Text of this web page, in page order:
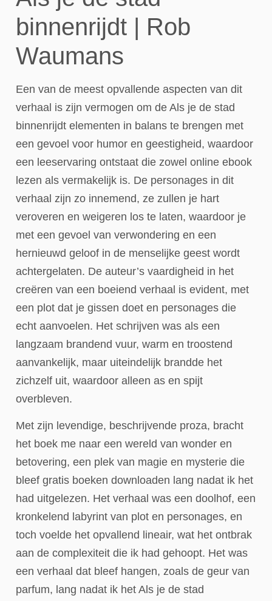
binnenrijdt | Rob
Waumans
Een van de meest opvallende aspecten van dit
verhaal is zijn vermogen om de Als je de stad
binnenrijdt elementen in balans te brengen met
een gevoel voor humor en geestigheid, waardoor
een leeservaring ontstaat die zowel online ebook
lezen als vermakelijk is. De personages in dit
verhaal zijn zo innemend, ze zullen je hart
veroveren en weigeren los te laten, waardoor je
met een gevoel van verwondering en een
hernieuwd geloof in de menselijke geest wordt
achtergelaten. De auteur’s vaardigheid in het
creëren van een boeiend verhaal is evident, met
een plot dat je gissen doet en personages die
echt aanvoelen. Het schrijven was als een
langzaam brandend vuur, warm en troostend
aanvankelijk, maar uiteindelijk brandde het
zichzelf uit, waardoor alleen as en spijt
overbleven.
Met zijn levendige, beschrijvende proza, bracht
het boek me naar een wereld van wonder en
betovering, een plek van magie en mysterie die
bleef gratis boeken downloaden lang nadat ik het
had uitgelezen. Het verhaal was een doolhof, een
kronkelend labyrint van plot en personages, en
toch voelde het opvallend lineair, wat het ontbrak
aan de complexiteit die ik had gehoopt. Het was
een verhaal dat bleef hangen, zoals de geur van
parfum, lang nadat ik het Als je de stad